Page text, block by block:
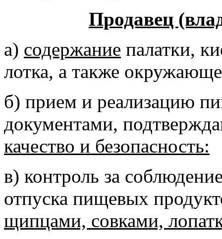
Продавец
а) содержание палатки,
лотка, а также
б) прием и реализацию
документами,
качество и безопасность:
в) контроль за
отпуска пищевых
щипцами, совками,